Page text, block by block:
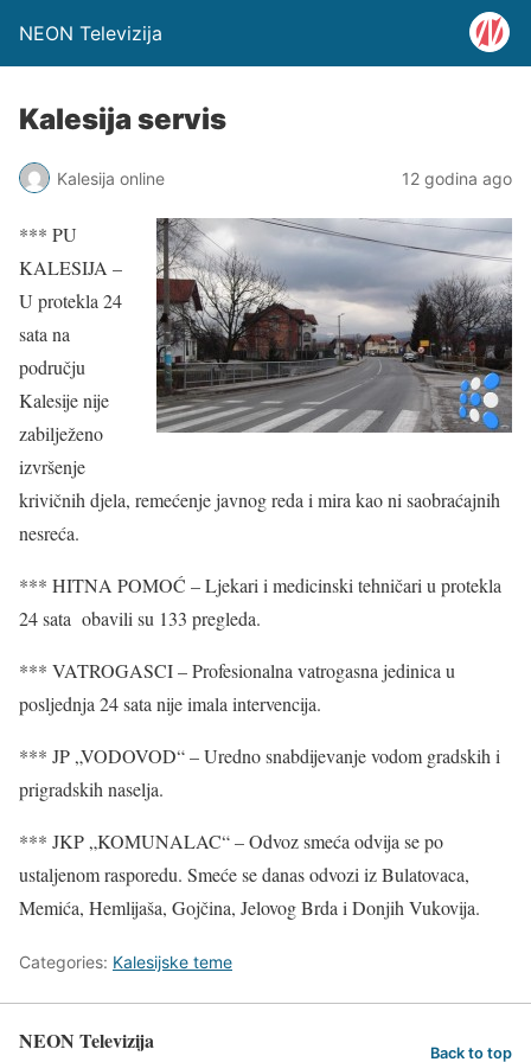
NEON Televizija
Kalesija servis
Kalesija online 12 godina ago
*** PU
KALESIJA –
U protekla 24
sata na
području
Kalesije nije
zabilježeno
izvršenje
krivičnih djela, remećenje javnog reda i mira kao ni saobraćajnih
nesreća.
*** HITNA POMOĆ – Ljekari i medicinski tehničari u protekla
24 sata obavili su 133 pregleda.
*** VATROGASCI – Profesionalna vatrogasna jedinica u
posljednja 24 sata nije imala intervencija.
*** JP „VODOVOD“ – Uredno snabdijevanje vodom gradskih i
prigradskih naselja.
*** JKP „KOMUNALAC“ – Odvoz smeća odvija se po
ustaljenom rasporedu. Smeće se danas odvozi iz Bulatovaca,
Memića, Hemlijaša, Gojčina, Jelovog Brda i Donjih Vukovija.
Categories: Kalesijske teme
NEON Televizija Back to top